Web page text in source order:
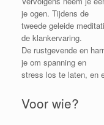
je ogen. Tijdens de
tweede geleide
de klankervaring.
De rustgevende en
je om spanning en
stress los te laten, en
Voor wie?